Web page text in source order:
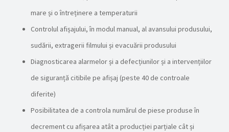
mare și o întreținere a temperaturii
Controlul afișajului, în modul manual, al avansului produsului,
sudării, extragerii filmului și evacuării produsului
Diagnosticarea alarmelor și a defecțiunilor și a intervențiilor
de siguranță citibile pe afișaj (peste 40 de controale
diferite)
Posibilitatea de a controla numărul de piese produse în
decrement cu afișarea atât a producției parțiale cât și